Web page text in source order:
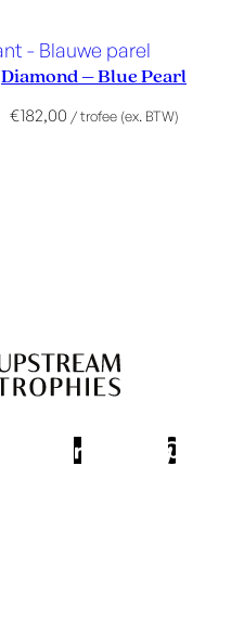
Diamond – Blue Pearl
€182,00 / trofee (ex. BTW)